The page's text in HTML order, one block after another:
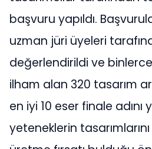
başvuru yapıldı.
uzman jüri üyeleri
değerlendirildi ve binlerce
ilham alan 320 tasarım
en iyi 10 eser finale adını
yeteneklerin